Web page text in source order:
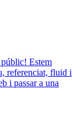
públic! Estem
referenciat, fluid i
i passar a una